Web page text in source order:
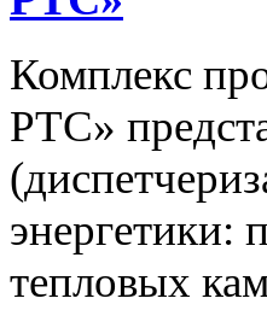
Комплекс
РТС»
энергетики:
тепловых